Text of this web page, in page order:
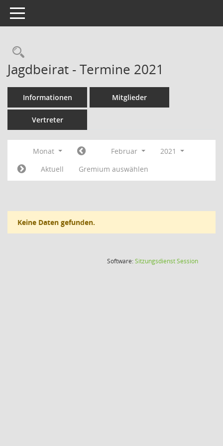
Toggle navigation
Rechercheauswahl
Jagdbeirat - Termine 2021
Informationen Mitglieder
Vertreter
Monat Februar
2021
Aktuell
Gremium auswählen
Keine Daten gefunden.
Software:SitzungsdienstSession(Wird in